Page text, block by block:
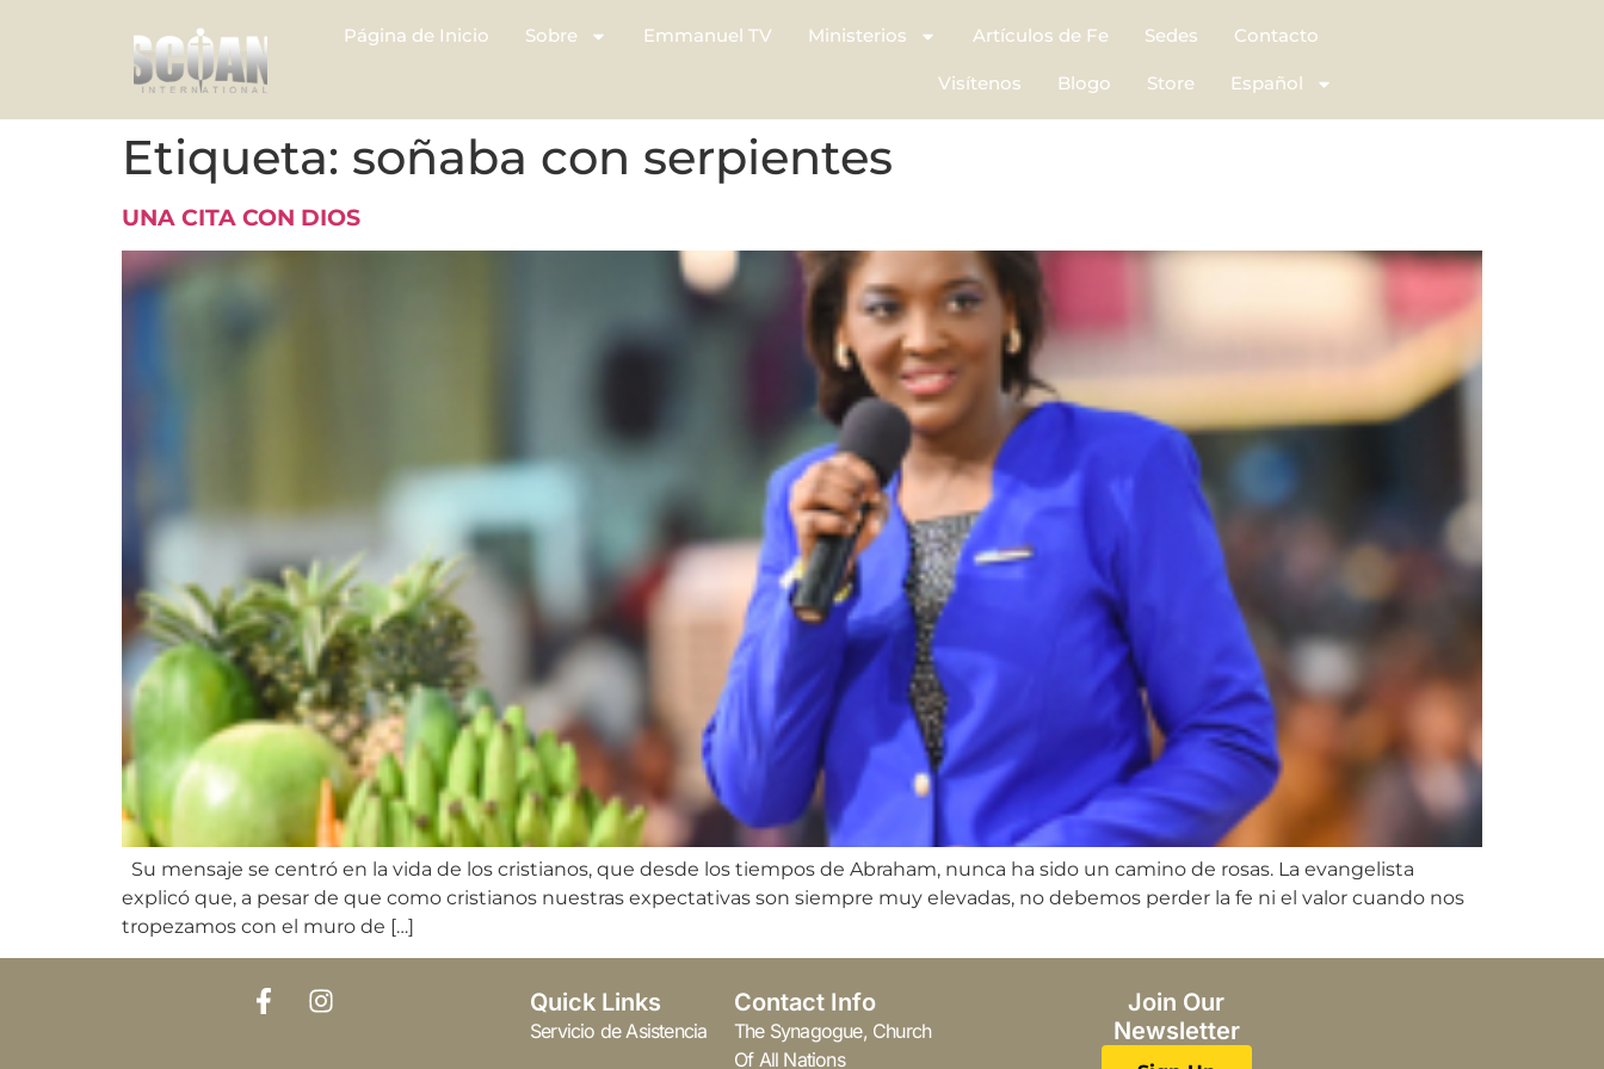
Página de Inicio Sobre Emmanuel TV Ministerios Artículos de Fe Sedes Contacto
Visítenos Blogo Store Español
Etiqueta: soñaba con serpientes
UNA CITA CON DIOS
Su mensaje se centró en la vida de los cristianos, que desde los tiempos de Abraham, nunca ha sido un camino de rosas. La evangelista
explicó que, a pesar de que como cristianos nuestras expectativas son siempre muy elevadas, no debemos perder la fe ni el valor cuando nos
tropezamos con el muro de […]
Quick Links
Servicio de Asistencia
Contact Info
The Synagogue, Church
Of All Nations
Join Our
Newsletter